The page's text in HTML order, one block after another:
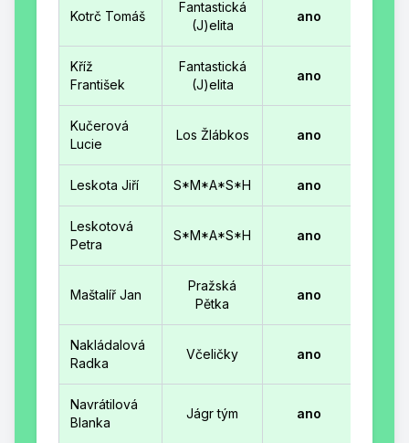
Kotrč Tomáš
Fantastická
(J)elita
ano
Kříž
František
Fantastická
(J)elita
ano
Kučerová
Lucie
Los Žlábkos ano
Leskota Jiří S*M*A*S*H ano
Leskotová
Petra
S*M*A*S*H ano
Maštalíř Jan
Pražská
Pětka
ano
Nakládalová
Radka
Včeličky ano
Navrátilová
Blanka
Jágr tým ano